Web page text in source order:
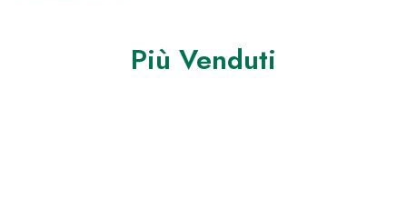
Più Venduti